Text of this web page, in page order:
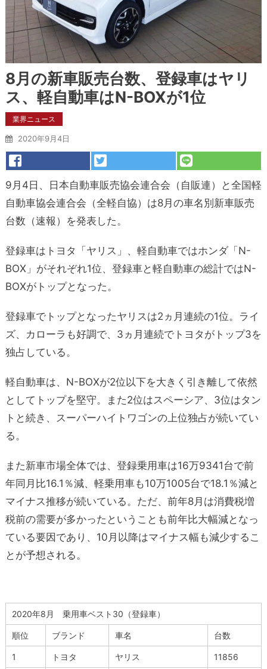
8月の新車販売台数、登録車はヤリ
ス、軽自動車はN-BOXが1位
業界ニュース
2020年9月4日
9月4日、日本自動車販売協会連合会（自販連）と全国軽
自動車協会連合会（全軽自協）は8月の車名別新車販売
台数（速報）を発表した。
登録車はトヨタ「ヤリス」、軽自動車ではホンダ「N-
BOX」がそれぞれ1位、登録車と軽自動車の総計ではN-
BOXがトップとなった。
登録車でトップとなったヤリスは2ヵ月連続の1位。ライ
ズ、カローラも好調で、3ヵ月連続でトヨタがトップ3を
独占している。
軽自動車は、N-BOXが2位以下を大きく引き離して依然
としてトップを堅守。また2位はスペーシア、3位はタン
トと続き、スーパーハイトワゴンの上位独占が続いてい
る。
また新車市場全体では、登録乗用車は16万9341台で前
年同月比16.1％減、軽乗用車も10万1005台で18.1％減と
マイナス推移が続いている。ただ、前年8月は消費税増
税前の需要が多かったということも前年比大幅減となっ
ている要因であり、10月以降はマイナス幅も減少するこ
とが予想される。
2020年8月 乗用車ベスト30（登録車）
順位 ブランド 車名 台数
1 トヨタ ヤリス 11856